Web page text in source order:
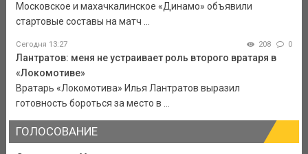
Московское и махачкалинское «Динамо» объявили
стартовые составы на матч ...
Сегодня 13:27 208 0
Лантратов: меня не устраивает роль второго вратаря в
«Локомотиве»
Вратарь «Локомотива» Илья Лантратов выразил
готовность бороться за место в ...
ГОЛОСОВАНИЕ